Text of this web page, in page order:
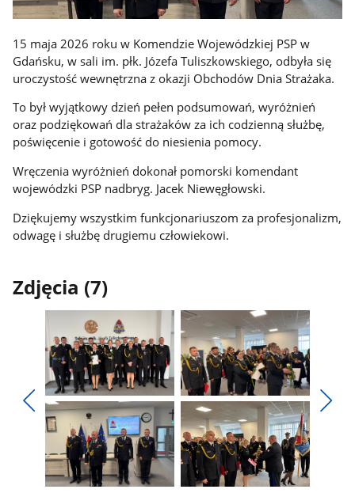
15 maja 2026 roku w Komendzie Wojewódzkiej PSP w
Gdańsku, w sali im. płk. Józefa Tuliszkowskiego, odbyła się
uroczystość wewnętrzna z okazji Obchodów Dnia Strażaka.
To był wyjątkowy dzień pełen podsumowań, wyróżnień
oraz podziękowań dla strażaków za ich codzienną służbę,
poświęcenie i gotowość do niesienia pomocy.
Wręczenia wyróżnień dokonał pomorski komendant
wojewódzki PSP nadbryg. Jacek Niewęgłowski.
Dziękujemy wszystkim funkcjonariuszom za profesjonalizm,
odwagę i służbę drugiemu człowiekowi.
Zdjęcia (7)
Pokaż
poprzednie
zdjęcia
Pokaż
zdjęcie
z
galerii.
Pokaż
zdjęcie
2
z
galerii.